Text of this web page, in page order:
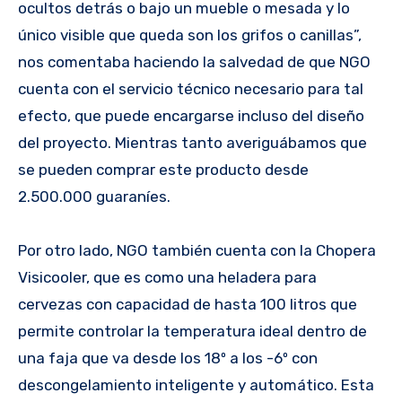
ocultos detrás o bajo un mueble o mesada y lo
único visible que queda son los grifos o canillas”,
nos comentaba haciendo la salvedad de que NGO
cuenta con el servicio técnico necesario para tal
efecto, que puede encargarse incluso del diseño
del proyecto. Mientras tanto averiguábamos que
se pueden comprar este producto desde
2.500.000 guaraníes.
Por otro lado, NGO también cuenta con la Chopera
Visicooler, que es como una heladera para
cervezas con capacidad de hasta 100 litros que
permite controlar la temperatura ideal dentro de
una faja que va desde los 18º a los -6º con
descongelamiento inteligente y automático. Esta